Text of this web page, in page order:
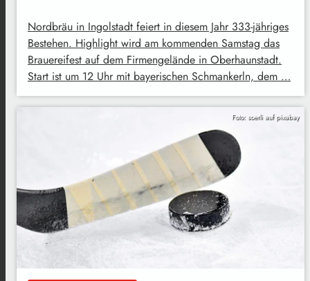
Nordbräu in Ingolstadt feiert in diesem Jahr 333-jähriges
Bestehen. Highlight wird am kommenden Samstag das
Brauereifest auf dem Firmengelände in Oberhaunstadt.
Start ist um 12 Uhr mit bayerischen Schmankerln, dem …
Foto: soerli auf pixabay